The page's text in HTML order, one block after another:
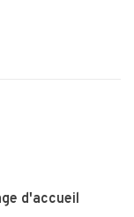
d'accueil